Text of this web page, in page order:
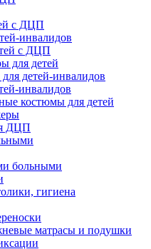
с ДЦП
инвалидов
с ДЦП
для детей
детей-инвалидов
инвалидов
костюмы для детей
ДЦП
больными
гигиена
матрасы и подушки